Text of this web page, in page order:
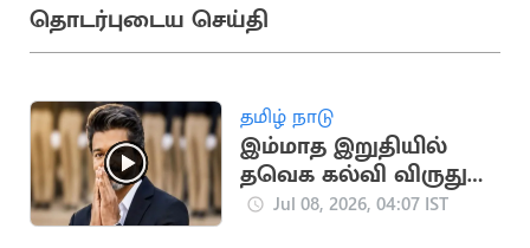
தொடர்புடைய செய்தி
தமிழ் நாடு
இம்மாத இறுதியில்
தவெக கல்வி விருது
விழா?
Jul 08, 2026, 04:07 IST